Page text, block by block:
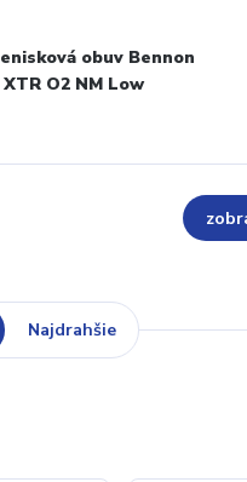
obuv Bennon
O2 NM Low
Najdrahšie